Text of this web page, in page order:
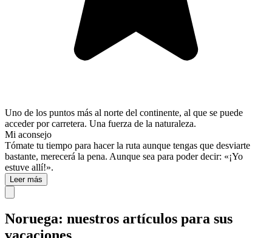
Uno de los puntos más al norte del continente, al que se puede
acceder por carretera. Una fuerza de la naturaleza.
Mi aconsejo
Tómate tu tiempo para hacer la ruta aunque tengas que desviarte
bastante, merecerá la pena. Aunque sea para poder decir: «¡Yo
estuve allí!».
Leer más
Noruega: nuestros artículos para sus